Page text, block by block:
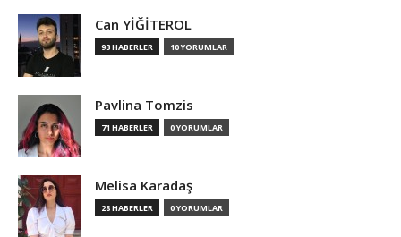
Can YİĞİTEROL
93 HABERLER 10 YORUMLAR
Pavlina Tomzis
71 HABERLER 0 YORUMLAR
Melisa Karadaş
28 HABERLER 0 YORUMLAR